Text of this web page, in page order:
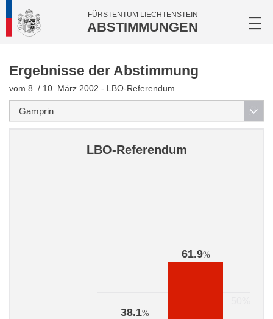
FÜRSTENTUM LIECHTENSTEIN
ABSTIMMUNGEN
Ergebnisse der Abstimmung
vom 8. / 10. März 2002 - LBO-Referendum
LBO-Referendum
38.1%
61.9%